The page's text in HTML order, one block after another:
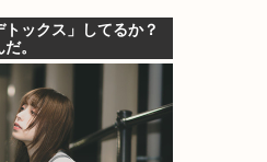
ックス」してるか？
。